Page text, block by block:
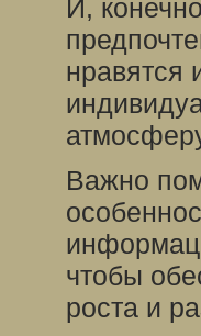
И,
нравятся
Важно
чтобы
роста и